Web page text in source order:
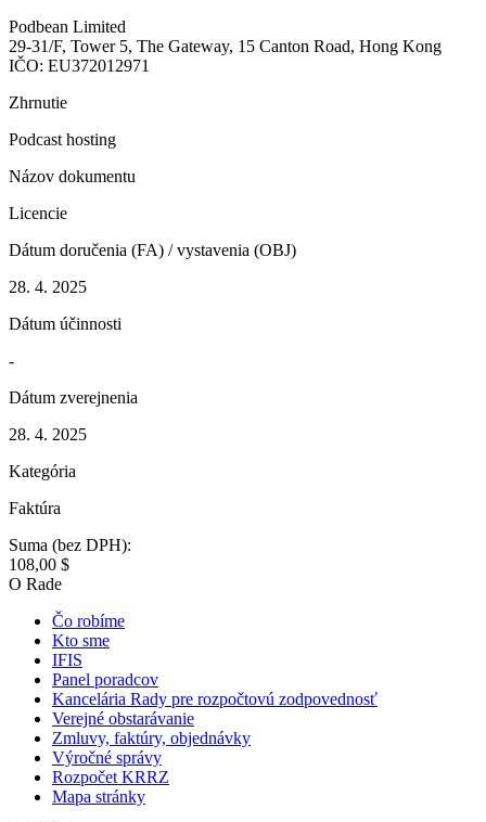
Podbean Limited
29-31/F, Tower 5, The Gateway, 15 Canton Road, Hong Kong
IČO: EU372012971
Zhrnutie
Podcast hosting
Názov dokumentu
Licencie
Dátum doručenia (FA) / vystavenia (OBJ)
28. 4. 2025
Dátum účinnosti
-
Dátum zverejnenia
28. 4. 2025
Kategória
Faktúra
Suma (bez DPH):
108,00 $
O Rade
Čo robíme
Kto sme
IFIS
Panel poradcov
Kancelária Rady pre rozpočtovú zodpovednosť
Verejné obstarávanie
Zmluvy, faktúry, objednávky
Výročné správy
Rozpočet KRRZ
Mapa stránky